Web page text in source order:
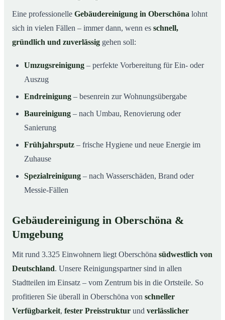
Eine professionelle Gebäudereinigung in Oberschöna lohnt
sich in vielen Fällen – immer dann, wenn es schnell,
gründlich und zuverlässig gehen soll:
Umzugsreinigung – perfekte Vorbereitung für Ein- oder
Auszug
Endreinigung – besenrein zur Wohnungsübergabe
Baureinigung – nach Umbau, Renovierung oder
Sanierung
Frühjahrsputz – frische Hygiene und neue Energie im
Zuhause
Spezialreinigung – nach Wasserschäden, Brand oder
Messie-Fällen
Gebäudereinigung in Oberschöna &
Umgebung
Mit rund 3.325 Einwohnern liegt Oberschöna südwestlich von
Deutschland. Unsere Reinigungspartner sind in allen
Stadtteilen im Einsatz – vom Zentrum bis in die Ortsteile. So
profitieren Sie überall in Oberschöna von schneller
Verfügbarkeit, fester Preisstruktur und verlässlicher